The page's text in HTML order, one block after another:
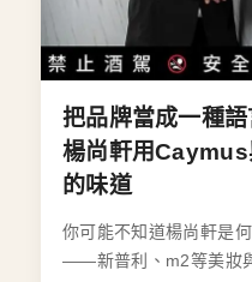
把品牌當成一種語
楊尚軒用Caymus
的味道
你可能不知道楊尚軒是
——新普利、m2等美妝